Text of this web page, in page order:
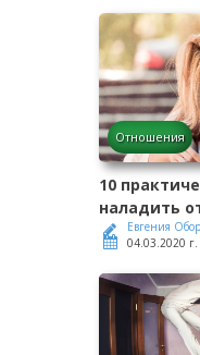
Отношения
10
наладить
Евгения
04.03.2020 г.